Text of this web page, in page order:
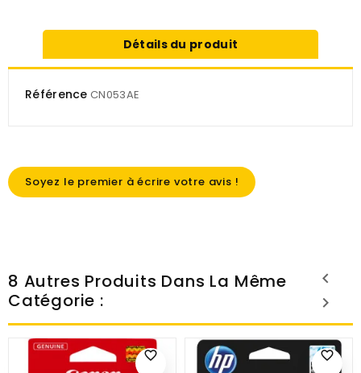
Détails du produit
Référence CN053AE
Soyez le premier à écrire votre avis !
8 Autres Produits Dans La Même
Catégorie :
favorite_border favorite_border